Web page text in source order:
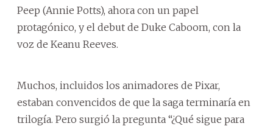
Peep (Annie Potts), ahora con un papel
protagónico, y el debut de Duke Caboom, con la
voz de Keanu Reeves.
Muchos, incluidos los animadores de Pixar,
estaban convencidos de que la saga terminaría en
trilogía. Pero surgió la pregunta “¿Qué sigue para